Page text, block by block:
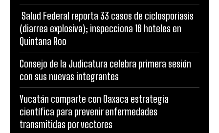
Salud Federal reporta 33 casos de ciclosporiasis
(diarrea explosiva); inspecciona 16 hoteles en
Quintana Roo
Consejo de la Judicatura celebra primera sesión
con sus nuevas integrantes
Yucatán comparte con Oaxaca estrategia
científica para prevenir enfermedades
transmitidas por vectores